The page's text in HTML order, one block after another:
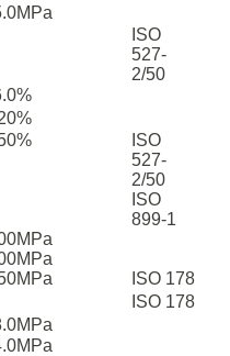
MPa
ISO
527-
2/50
%
%
%
ISO
527-
2/50
ISO
899-1
MPa
MPa
MPa
ISO 178
ISO 178
MPa
MPa